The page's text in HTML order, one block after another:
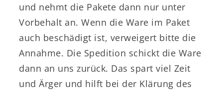
und nehmt die Pakete dann nur unter
Vorbehalt an. Wenn die Ware im Paket
auch beschädigt ist, verweigert bitte die
Annahme. Die Spedition schickt die Ware
dann an uns zurück. Das spart viel Zeit
und Ärger und hilft bei der Klärung des